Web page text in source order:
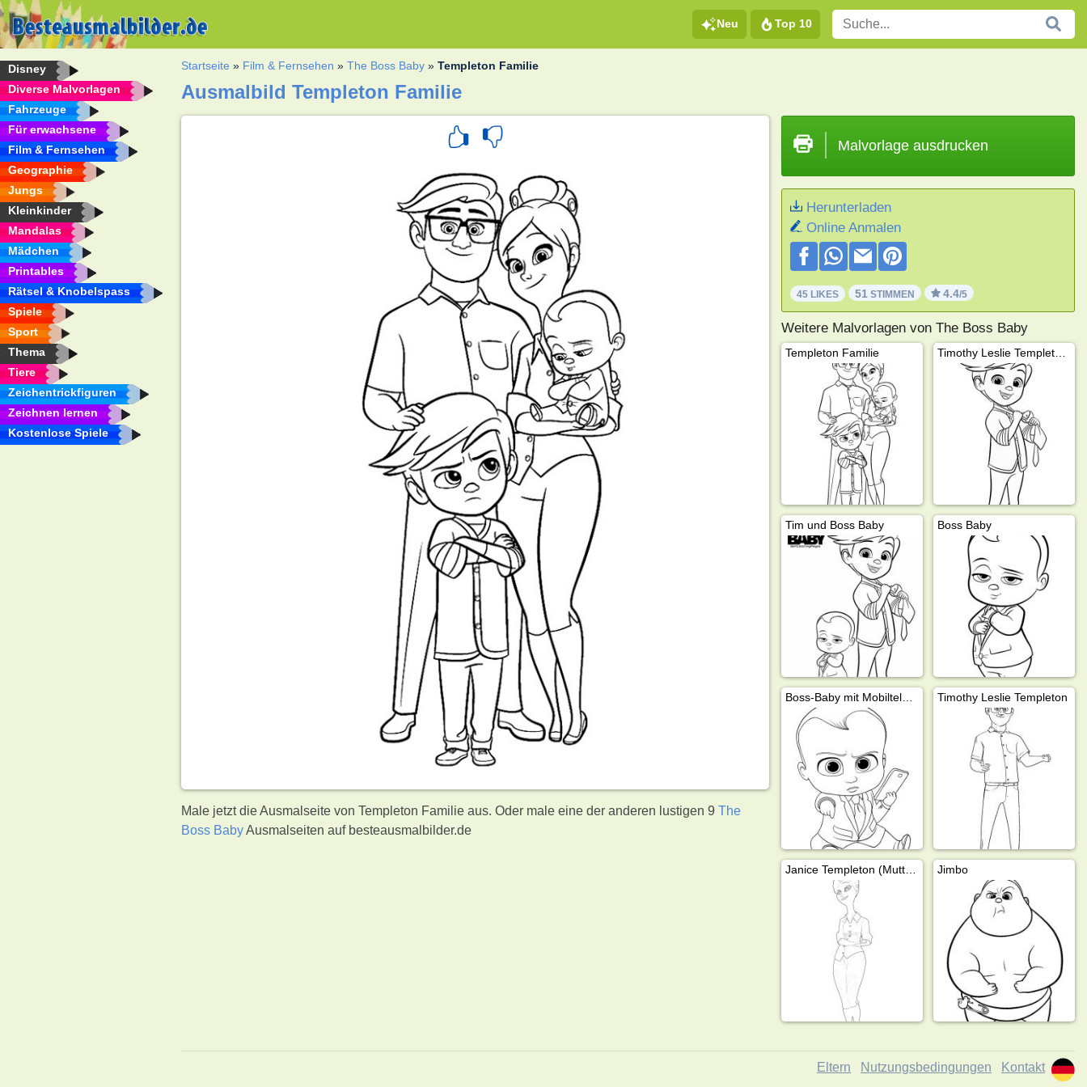
Neu Top 10
Disney
Diverse Malvorlagen
Fahrzeuge
Für erwachsene
Film & Fernsehen
Geographie
Jungs
Kleinkinder
Mandalas
Mädchen
Printables
Rätsel & Knobelspass
Spiele
Sport
Thema
Tiere
Zeichentrickfiguren
Zeichnen lernen
Kostenlose Spiele
Startseite » Film & Fernsehen »The Boss Baby »Templeton Familie
Ausmalbild Templeton Familie
Male jetzt die Ausmalseite von Templeton Familie aus. Oder male eine der anderen lustigen 9The
Boss BabyAusmalseiten auf besteausmalbilder.de
Malvorlage ausdrucken
Herunterladen
Online Anmalen
45 LIKES 51 STIMMEN 4.4/5
Weitere Malvorlagen von The Boss Baby
Templeton Familie Timothy Leslie Templeton (The Boss Baby)
Tim und Boss Baby Boss Baby
Boss-Baby mit Mobiltelefon Timothy Leslie Templeton
Janice Templeton (Mutter) Jimbo
Eltern Nutzungsbedingungen Kontakt